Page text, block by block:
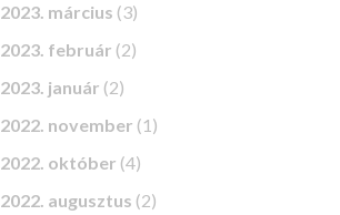
2023. március (3)
2023. február (2)
2023. január (2)
2022. november (1)
2022. október (4)
2022. augusztus (2)